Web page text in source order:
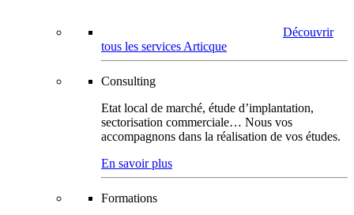
Découvrir
tous les services Articque
Consulting
Etat local de marché, étude d’implantation,
sectorisation commerciale… Nous vos
accompagnons dans la réalisation de vos études.
En savoir plus
Formations